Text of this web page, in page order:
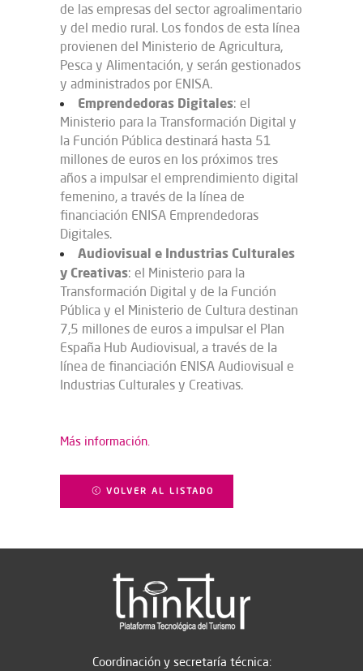
de las empresas del sector agroalimentario
y del medio rural. Los fondos de esta línea
provienen del Ministerio de Agricultura,
Pesca y Alimentación, y serán gestionados
y administrados por ENISA.
Emprendedoras Digitales: el
Ministerio para la Transformación Digital y
la Función Pública destinará hasta 51
millones de euros en los próximos tres
años a impulsar el emprendimiento digital
femenino, a través de la línea de
financiación ENISA Emprendedoras
Digitales.
Audiovisual e Industrias Culturales
y Creativas: el Ministerio para la
Transformación Digital y de la Función
Pública y el Ministerio de Cultura destinan
7,5 millones de euros a impulsar el Plan
España Hub Audiovisual, a través de la
línea de financiación ENISA Audiovisual e
Industrias Culturales y Creativas.
Más información.
VOLVER AL LISTADO
Coordinación y secretaría técnica: